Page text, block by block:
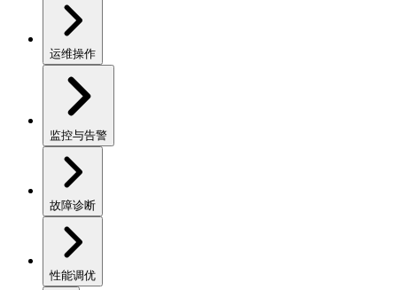
运维操作
监控与告警
故障诊断
性能调优